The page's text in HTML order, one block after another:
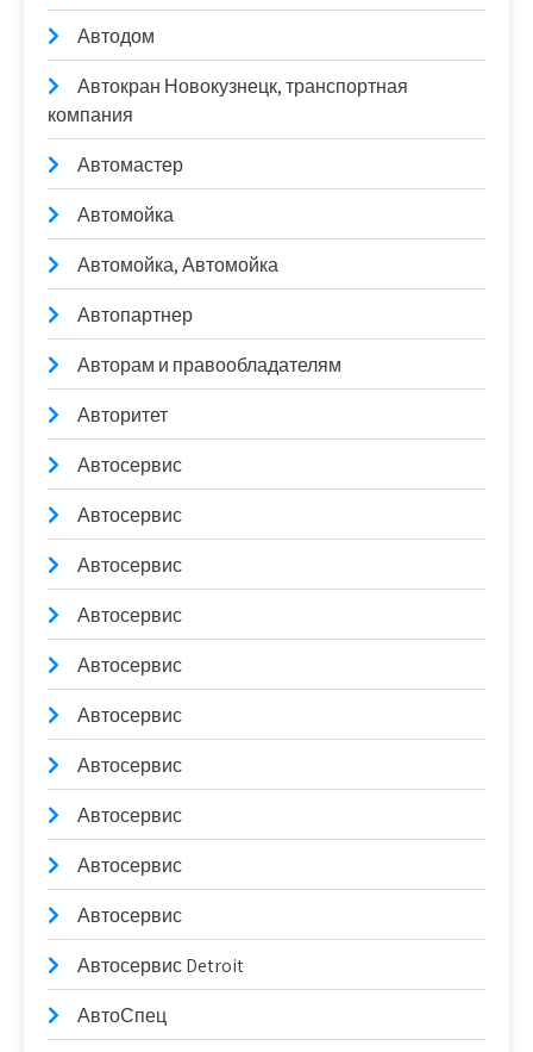
Автодом
Автокран Новокузнецк, транспортная
компания
Автомастер
Автомойка
Автомойка, Автомойка
Автопартнер
Авторам и правообладателям
Авторитет
Автосервис
Автосервис
Автосервис
Автосервис
Автосервис
Автосервис
Автосервис
Автосервис
Автосервис
Автосервис
Автосервис Detroit
АвтоСпец